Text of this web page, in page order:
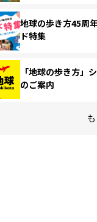
地球の歩き方45周
ド特集
「地球の歩き方」
のご案内